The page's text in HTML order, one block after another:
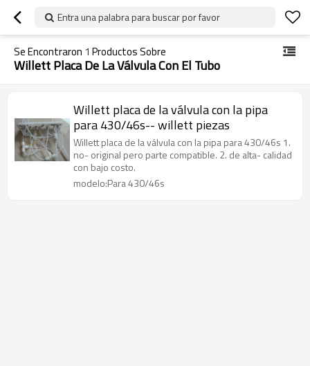
Entra una palabra para buscar por favor
Se Encontraron 1 Productos Sobre
Willett Placa De La Válvula Con El Tubo
Willett placa de la válvula con la pipa
para 430/46s-- willett piezas
Willett placa de la válvula con la pipa para 430/46s 1.
no- original pero parte compatible. 2. de alta- calidad
con bajo costo.
modelo:Para 430/46s